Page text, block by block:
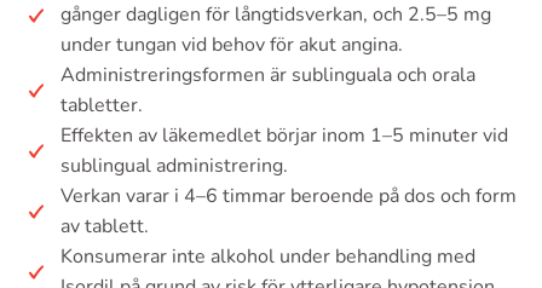
gånger dagligen för långtidsverkan, och 2.5–5 mg
under tungan vid behov för akut angina.
Administreringsformen är sublinguala och orala
tabletter.
Effekten av läkemedlet börjar inom 1–5 minuter vid
sublingual administrering.
Verkan varar i 4–6 timmar beroende på dos och form
av tablett.
Konsumerar inte alkohol under behandling med